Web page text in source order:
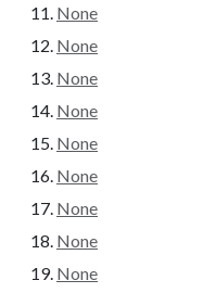
None
None
None
None
None
None
None
None
None